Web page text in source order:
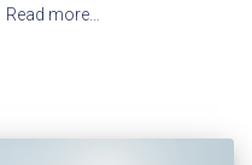
Read more…